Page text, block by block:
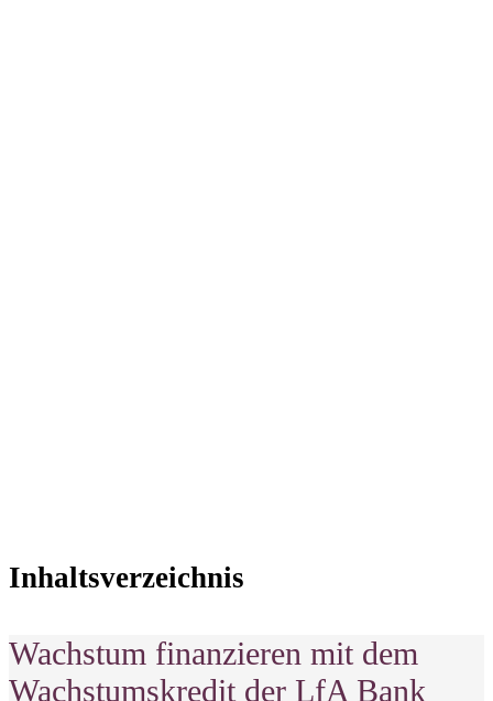
Inhaltsverzeichnis
Wachstum finanzieren mit dem
Wachstumskredit der LfA Bank